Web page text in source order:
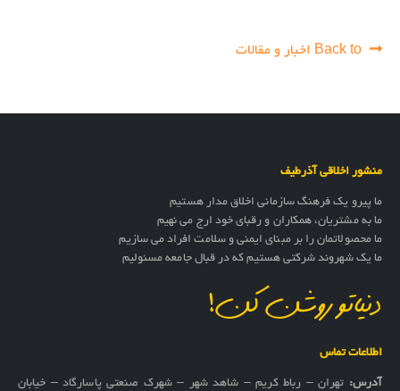
منشور اخلاقی آذرطیف
ما پیرو یک فرهنگ سازمانی اخلاق مدار هستیم
ما به مشتریان، همکاران و رقبای خود ارج می نهیم
ما محصولاتمان را بر مبنای ایمنی و سلامت افراد می سازیم
ما یک شهروند شرکتی هستیم که در قبال جامعه مسئولیم
دنیاتو روشن کن!
اطلاعات تماس
آدرس: تهران – رباط کریم – شاهد شهر – شهرک صنعتی پاسارگاد – خیابان